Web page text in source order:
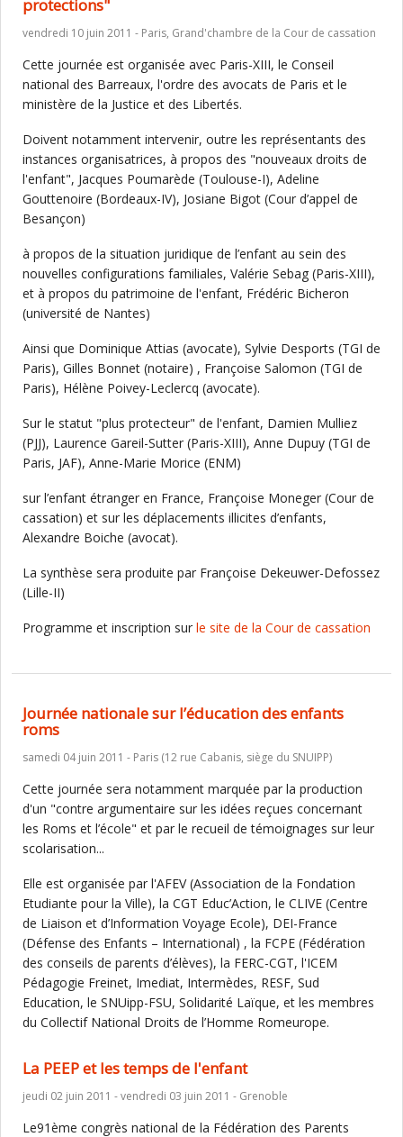
protections"
vendredi 10 juin 2011 - Paris, Grand'chambre de la Cour de cassation
Cette journée est organisée avec Paris-XIII, le Conseil
national des Barreaux, l'ordre des avocats de Paris et le
ministère de la Justice et des Libertés.
Doivent notamment intervenir, outre les représentants des
instances organisatrices, à propos des "nouveaux droits de
l'enfant", Jacques Poumarède (Toulouse-I), Adeline
Gouttenoire (Bordeaux-IV), Josiane Bigot (Cour d’appel de
Besançon)
à propos de la situation juridique de l’enfant au sein des
nouvelles configurations familiales, Valérie Sebag (Paris-XIII),
et à propos du patrimoine de l'enfant, Frédéric Bicheron
(université de Nantes)
Ainsi que Dominique Attias (avocate), Sylvie Desports (TGI de
Paris), Gilles Bonnet (notaire) , Françoise Salomon (TGI de
Paris), Hélène Poivey-Leclercq (avocate).
Sur le statut "plus protecteur" de l'enfant, Damien Mulliez
(PJJ), Laurence Gareil-Sutter (Paris-XIII), Anne Dupuy (TGI de
Paris, JAF), Anne-Marie Morice (ENM)
sur l’enfant étranger en France, Françoise Moneger (Cour de
cassation) et sur les déplacements illicites d’enfants,
Alexandre Boiche (avocat).
La synthèse sera produite par Françoise Dekeuwer-Defossez
(Lille-II)
Programme et inscription sur le site de la Cour de cassation
Journée nationale sur l’éducation des enfants
roms
samedi 04 juin 2011 - Paris (12 rue Cabanis, siège du SNUIPP)
Cette journée sera notamment marquée par la production
d'un "contre argumentaire sur les idées reçues concernant
les Roms et l’école" et par le recueil de témoignages sur leur
scolarisation...
Elle est organisée par l'AFEV (Association de la Fondation
Etudiante pour la Ville), la CGT Educ’Action, le CLIVE (Centre
de Liaison et d’Information Voyage Ecole), DEI-France
(Défense des Enfants – International) , la FCPE (Fédération
des conseils de parents d’élèves), la FERC-CGT, l'ICEM
Pédagogie Freinet, Imediat, Intermèdes, RESF, Sud
Education, le SNUipp-FSU, Solidarité Laïque, et les membres
du Collectif National Droits de l’Homme Romeurope.
La PEEP et les temps de l'enfant
jeudi 02 juin 2011 - vendredi 03 juin 2011 - Grenoble
Le91ème congrès national de la Fédération des Parents